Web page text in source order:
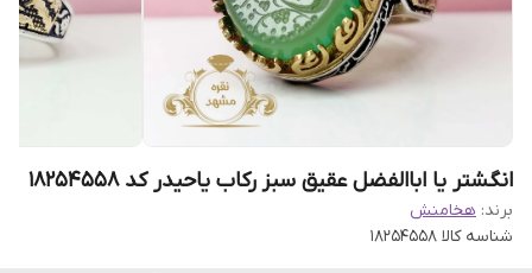
انگشتر یا اباالفضل عقیق سبز رکاب یاحیدر کد 18254558
برند: هخامنش
شناسه کالا 18254558